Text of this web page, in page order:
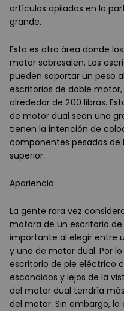
artículos apilados en la
grande.
Esta es otra área donde
motor sobresalen. Los
pueden soportar un peso
escritorios de doble
alrededor de 200 libras.
de motor dual sean una
tienen la intención de
componentes pesados
superior.
Apariencia
La gente rara vez
motora de un escritorio de
importante al elegir entre
y uno de motor dual. Por
escritorio de pie eléctrico
escondidos y lejos de la
del motor dual tendría
del motor. Sin embargo,